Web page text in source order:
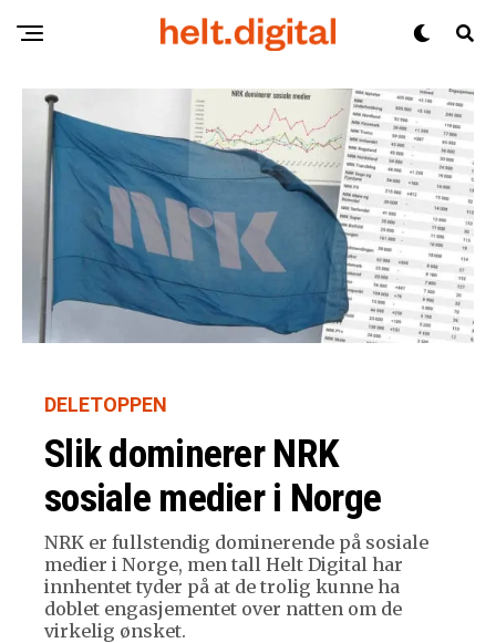
DELETOPPEN
Slik dominerer NRK
sosiale medier i Norge
NRK er fullstendig dominerende på sosiale
medier i Norge, men tall Helt Digital har
innhentet tyder på at de trolig kunne ha
doblet engasjementet over natten om de
virkelig ønsket.